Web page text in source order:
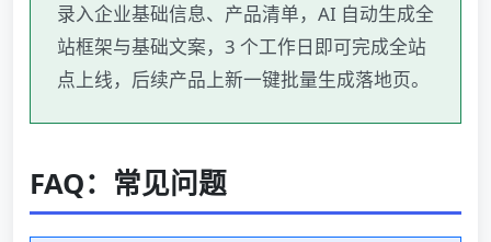
录入企业基础信息、产品清单，AI 自动生成全
站框架与基础文案，3 个工作日即可完成全站
点上线，后续产品上新一键批量生成落地页。
FAQ：常见问题